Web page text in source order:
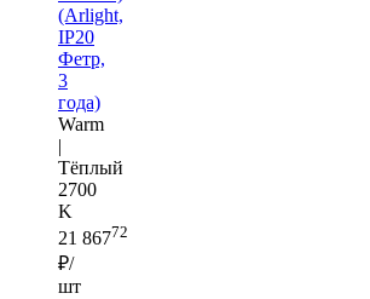
(Arlight,
IP20
Фетр,
3
года)
Warm
|
Тёплый
2700
K
21 86772
₽/
шт